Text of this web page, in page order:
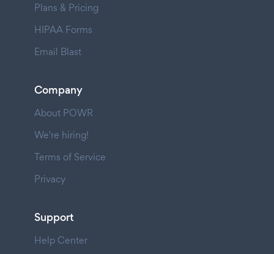
Plans & Pricing
HIPAA Forms
Email Blast
Company
About POWR
We're hiring!
Terms of Service
Privacy
Support
Help Center